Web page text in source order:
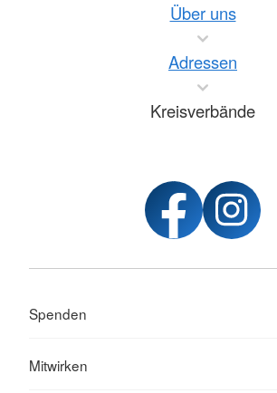
Über uns
Adressen
Kreisverbände
Spenden
Mitwirken